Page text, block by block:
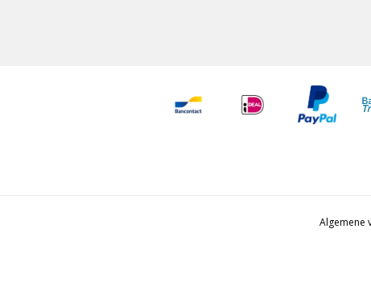
Algemene